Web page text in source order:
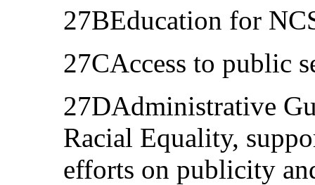
27BEducation for
27CAccess to public
27DAdministrative
Racial Equality,
efforts on publicity